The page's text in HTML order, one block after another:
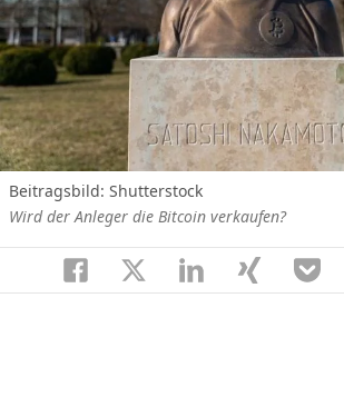
Beitragsbild: Shutterstock
Wird der Anleger die Bitcoin verkaufen?